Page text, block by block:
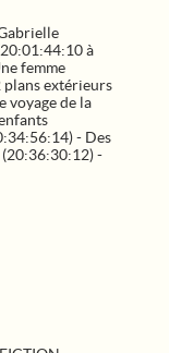
à
femme
plans extérieurs
voyage de la
- Des
-